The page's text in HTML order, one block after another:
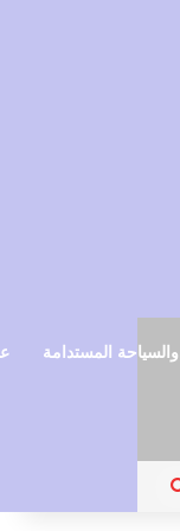
المستدامة
بحث